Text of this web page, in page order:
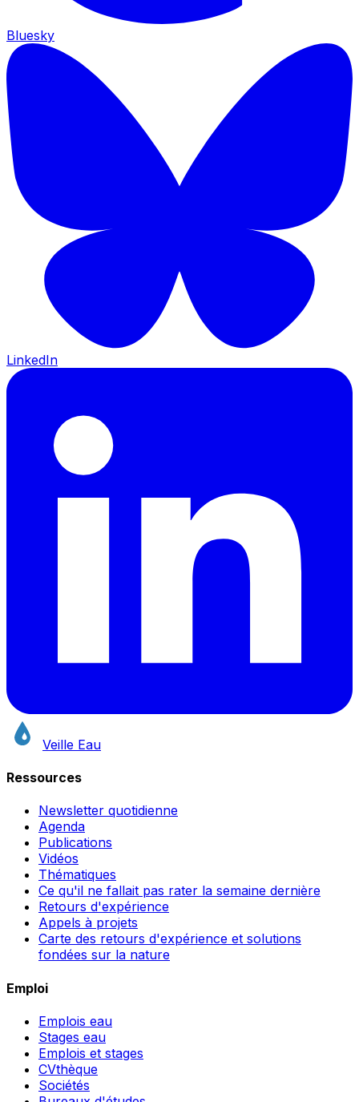
Bluesky
LinkedIn
Veille Eau
Ressources
Newsletter quotidienne
Agenda
Publications
Vidéos
Thématiques
Ce qu'il ne fallait pas rater la semaine dernière
Retours d'expérience
Appels à projets
Carte des retours d'expérience et solutions
fondées sur la nature
Emploi
Emplois eau
Stages eau
Emplois et stages
CVthèque
Sociétés